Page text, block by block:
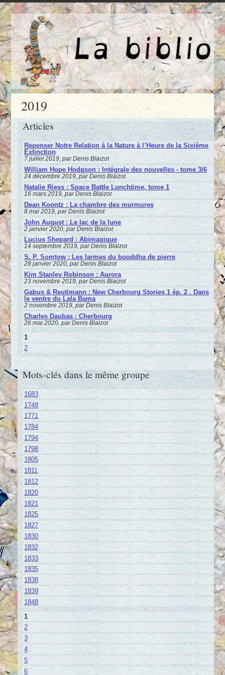
2019
Articles
Repenser Notre Relation à la Nature à l’Heure de la Sixième
Extinction
7 juillet 2019, par Denis Blaizot
William Hope Hodgson : Intégrale des nouvelles - tome 3/6
24 décembre 2019, par Denis Blaizot
Natalie Riess : Space Battle Lunchtime, tome 1
16 mars 2019, par Denis Blaizot
Dean Koontz : La chambre des murmures
8 mai 2019, par Denis Blaizot
John August : Le lac de la lune
2 janvier 2020, par Denis Blaizot
Lucius Shepard : Abimagique
14 septembre 2019, par Denis Blaizot
S. P. Somtow : Les larmes du bouddha de pierre
28 janvier 2020, par Denis Blaizot
Kim Stanley Robinson : Aurora
23 novembre 2019, par Denis Blaizot
Gabus & Reutimann : New Cherbourg Stories 1 ép. 2 . Dans
le ventre du Lala Bama
2 novembre 2019, par Denis Blaizot
Charles Daubas : Cherbourg
26 mai 2020, par Denis Blaizot
1
2
Mots-clés dans le même groupe
1683
1748
1771
1784
1794
1798
1805
1811
1812
1820
1821
1825
1827
1830
1832
1833
1835
1838
1839
1848
1
2
3
4
5
6